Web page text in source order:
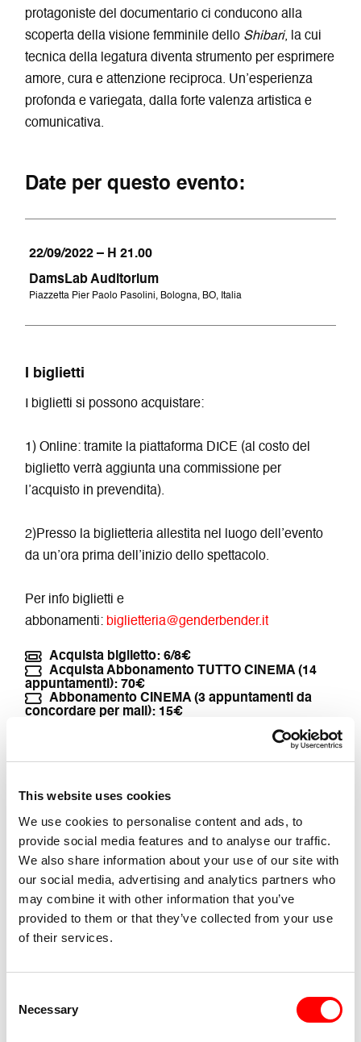
This website uses cookies
We use cookies to personalise content and ads, to
provide social media features and to analyse our traffic.
We also share information about your use of our site with
our social media, advertising and analytics partners who
may combine it with other information that you’ve
provided to them or that they’ve collected from your use
of their services.
Selection
Necessary
protagoniste del documentario ci conducono alla
scoperta della visione femminile dello Shibari, la cui
tecnica della legatura diventa strumento per esprimere
amore, cura e attenzione reciproca. Un’esperienza
profonda e variegata, dalla forte valenza artistica e
comunicativa.
Date per questo evento:
22/09/2022 – H 21.00
DamsLab Auditorium
Piazzetta Pier Paolo Pasolini, Bologna, BO, Italia
I biglietti
I biglietti si possono acquistare:
1) Online: tramite la piattaforma DICE (al costo del
biglietto verrà aggiunta una commissione per
l’acquisto in prevendita).
2)Presso la biglietteria allestita nel luogo dell’evento
da un’ora prima dell’inizio dello spettacolo.
Per info biglietti e
abbonamenti: biglietteria@genderbender.it
Acquista biglietto: 6/8€
Acquista Abbonamento TUTTO CINEMA (14
appuntamenti): 70€
Abbonamento CINEMA (3 appuntamenti da
concordare per mail): 15€
Causa emergenza sanitaria è fortemente